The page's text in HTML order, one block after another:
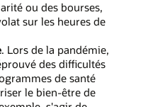
ou des bourses,
sur les heures de
. Lors de la pandémie,
des difficultés
de santé
le bien-être de